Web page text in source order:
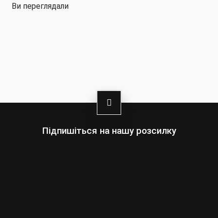
Ви переглядали
Підпишіться на нашу розсилку